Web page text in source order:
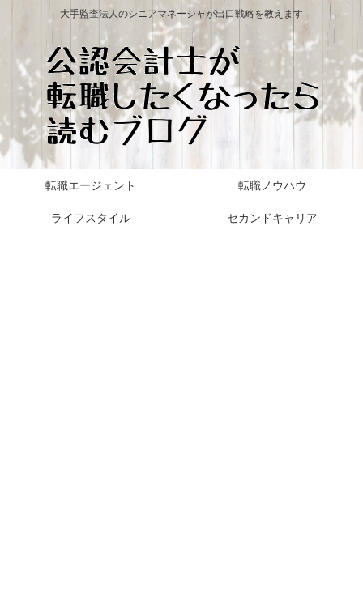
大手監査法人のシニアマネージャが出口戦略を教えます
転職エージェント 転職ノウハウ
ライフスタイル セカンドキャリア